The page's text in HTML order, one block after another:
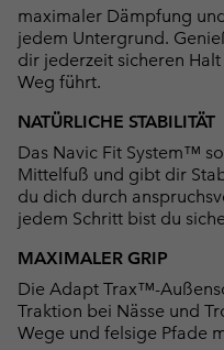
maximaler Dämpfung
jedem Untergrund.
dir jederzeit sicheren
Weg führt.
NATÜRLICHE STABILITÄT
Das Navic Fit System™
Mittelfuß und gibt dir
du dich durch
jedem Schritt bist du
MAXIMALER GRIP
Die Adapt Trax™-
Traktion bei Nässe und
Wege und felsige Pfade